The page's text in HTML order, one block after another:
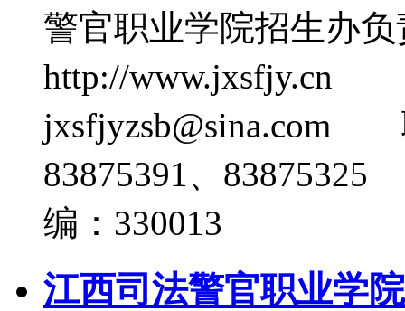
警官职业学院招生
http://www.jxsfjy.cn
jxsfjyzsb@sina.com
83875391、
编：330013
江西司法警官职业学